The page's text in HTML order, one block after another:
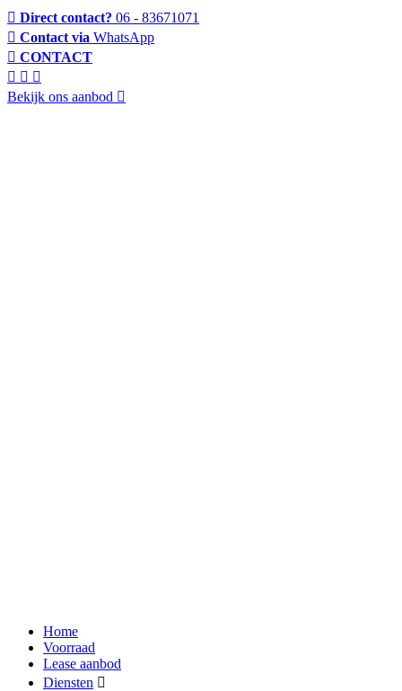
Direct contact? 06 - 83671071
Contact via WhatsApp
CONTACT
Bekijk ons aanbod
Home
Voorraad
Lease aanbod
Diensten